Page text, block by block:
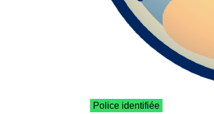
Police identifiée